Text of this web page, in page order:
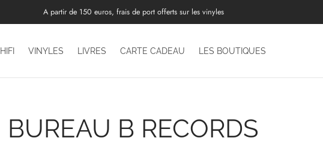
A partir de 150 euros, frais de port offerts sur les vinyles
HIFI VINYLES LIVRES CARTE CADEAU LES BOUTIQUES
BUREAU B RECORDS